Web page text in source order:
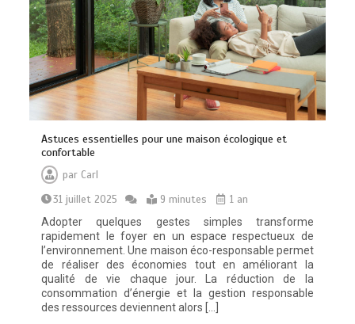
Astuces essentielles pour une maison écologique et
confortable
par Carl
31 juillet 2025
9 minutes
1 an
Adopter quelques gestes simples transforme
rapidement le foyer en un espace respectueux de
l’environnement. Une maison éco-responsable permet
de réaliser des économies tout en améliorant la
qualité de vie chaque jour. La réduction de la
consommation d’énergie et la gestion responsable
des ressources deviennent alors […]
15 minutes
Vitalité au quotidien : découvrez notre
24 minutes
Paysagiste à Sainte-Eulalie : ce qui